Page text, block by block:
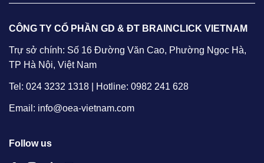
CÔNG TY CỔ PHẦN GD & ĐT BRAINCLICK VIETNAM
Trự sở chính: Số 16 Đường Văn Cao, Phường Ngọc Hà,
TP Hà Nội, Việt Nam
Tel: 024 3232 1318 | Hotline: 0982 241 628
Email: info@oea-vietnam.com
Follow us